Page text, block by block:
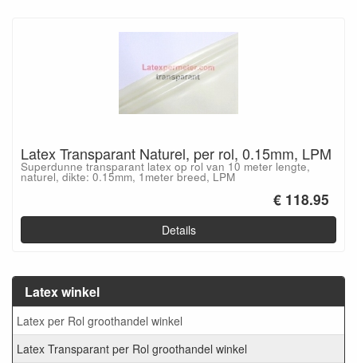
Latex winkel
Latex per Rol groothandel winkel
Latex Transparant per Rol groothandel winkel
Latex Transparant Naturel, per rol, 0.15mm, LPM
Superdunne transparant latex op rol van 10 meter lengte,
naturel, dikte: 0.15mm, 1meter breed, LPM
€ 118.95
Details